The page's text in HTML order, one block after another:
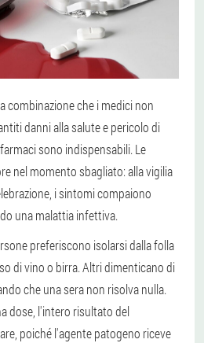
combinazione che i medici non
danni alla salute e pericolo di
sono indispensabili. Le
nel momento sbagliato: alla vigilia
i sintomi compaiono
una malattia infettiva.
preferiscono isolarsi dalla folla
di vino o birra. Altri dimenticano di
che una sera non risolva nulla.
dose, l'intero risultato del
poiché l'agente patogeno riceve